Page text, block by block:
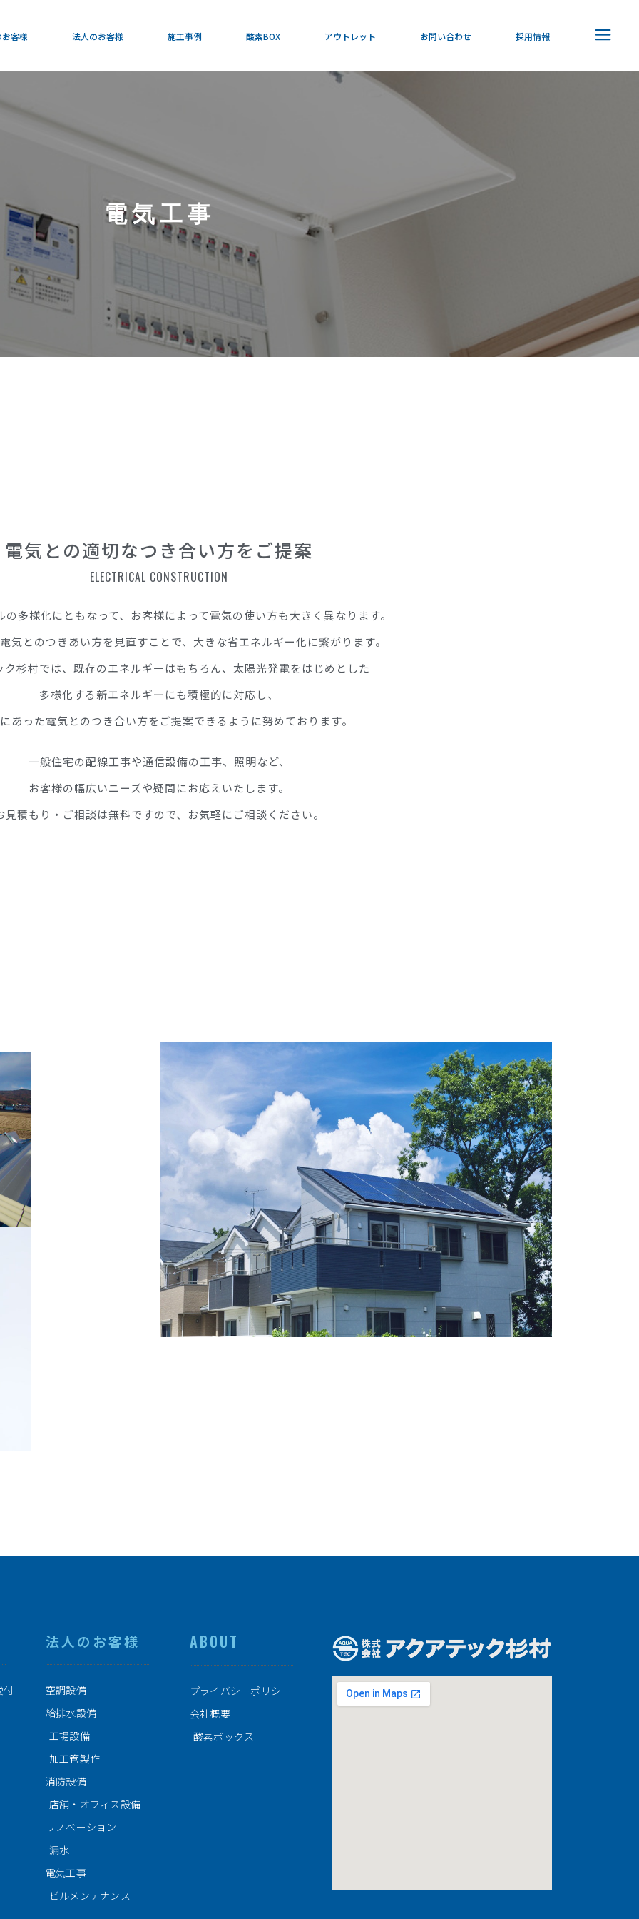
客様 法人のお客様
給排水設備
加工管製作
消防設備
漏水
電気工事
ビルメンテナンス
施工事例 酸素BOX アウトレット お問い合わせ 採用情報
給排水設備
加工管製作
リノベーション
漏水
電気工事
電気工事
電気との適切なつき合い方をご提案
ELECTRICAL CONSTRUCTION
の多様化にともなって、お客様によって電気の使い方も大きく異なります。
気とのつきあい方を見直すことで、大きな省エネルギー化に繋がります。
ク杉村では、既存のエネルギーはもちろん、太陽光発電をはじめとした
多様化する新エネルギーにも積極的に対応し、
あった電気とのつき合い方をご提案できるように努めております。
一般住宅の配線工事や通信設備の工事、照明など、
お客様の幅広いニーズや疑問にお応えいたします。
見積もり・ご相談は無料ですので、お気軽にご相談ください。
付
法人のお客様
空調設備
給排水設備
工場設備
加工管製作
消防設備
店舗・オフィス設備
リノベーション
漏水
電気工事
ビルメンテナンス
ABOUT
プライバシーポリシー
会社概要
酸素ボックス